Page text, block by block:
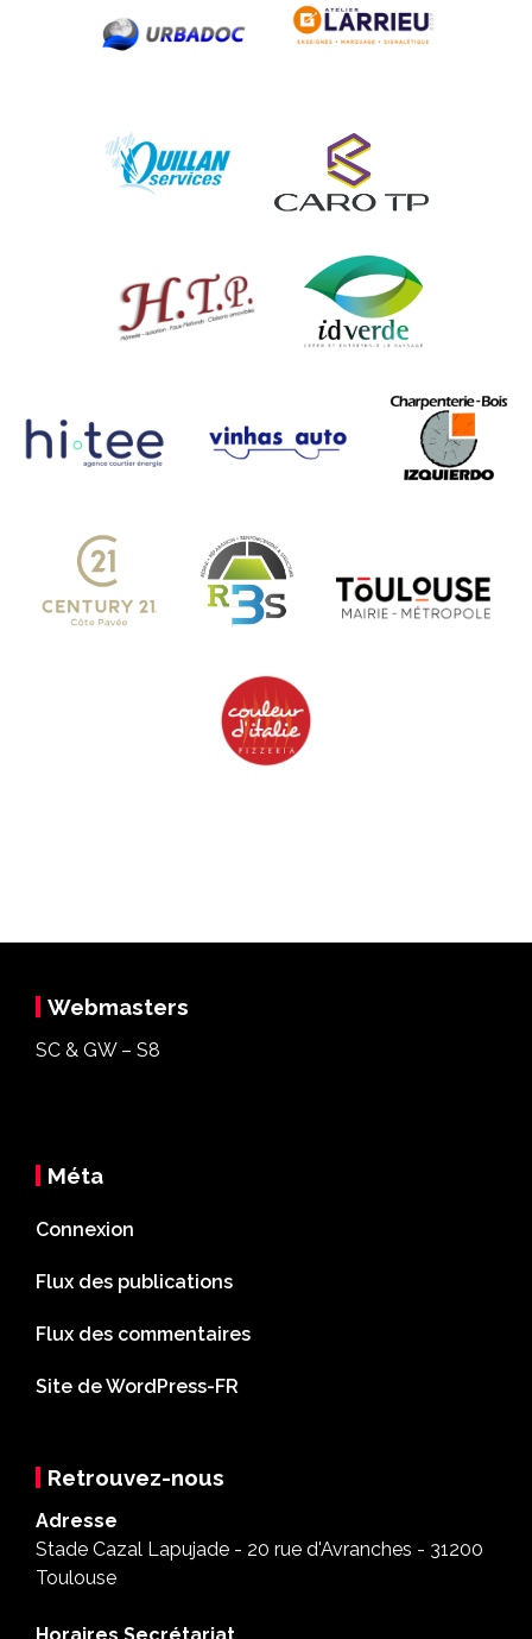
Webmasters
SC & GW – S8
Méta
Connexion
Flux des publications
Flux des commentaires
Site de WordPress-FR
Retrouvez-nous
Adresse
Stade Cazal Lapujade - 20 rue d'Avranches - 31200
Toulouse